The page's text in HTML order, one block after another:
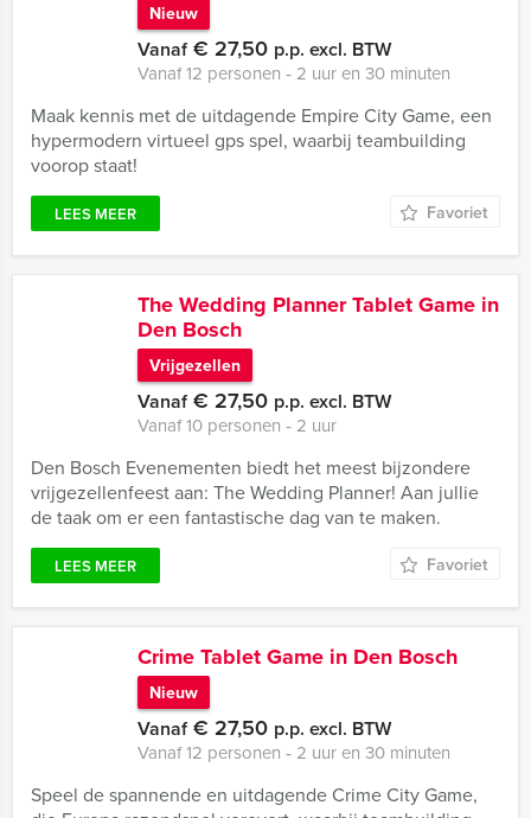
Nieuw
Vanaf€ 27,50 p.p. excl. BTW
Vanaf 12 personen ‐ 2 uur en 30 minuten
Maak kennis met de uitdagende Empire City Game, een
hypermodern virtueel gps spel, waarbij teambuilding
voorop staat!
LEES MEER Favoriet
The Wedding Planner Tablet Game in
Den Bosch
Vrijgezellen
Vanaf€ 27,50 p.p. excl. BTW
Vanaf 10 personen ‐ 2 uur
Den Bosch Evenementen biedt het meest bijzondere
vrijgezellenfeest aan: The Wedding Planner! Aan jullie
de taak om er een fantastische dag van te maken.
LEES MEER Favoriet
Crime Tablet Game in Den Bosch
Nieuw
Vanaf€ 27,50 p.p. excl. BTW
Vanaf 12 personen ‐ 2 uur en 30 minuten
Speel de spannende en uitdagende Crime City Game,